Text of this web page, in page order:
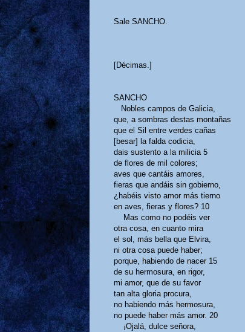
Sale SANCHO.
[Décimas.]
SANCHO
Nobles campos de Galicia,
que, a sombras destas montañas
que el Sil entre verdes cañas
[besar] la falda codicia,
dais sustento a la milicia 5
de flores de mil colores;
aves que cantáis amores,
fieras que andáis sin gobierno,
¿habéis visto amor más tierno
en aves, fieras y flores? 10
Mas como no podéis ver
otra cosa, en cuanto mira
el sol, más bella que Elvira,
ni otra cosa puede haber;
porque, habiendo de nacer 15
de su hermosura, en rigor,
mi amor, que de su favor
tan alta gloria procura,
no habiendo más hermosura,
no puede haber más amor. 20
¡Ojalá, dulce señora,